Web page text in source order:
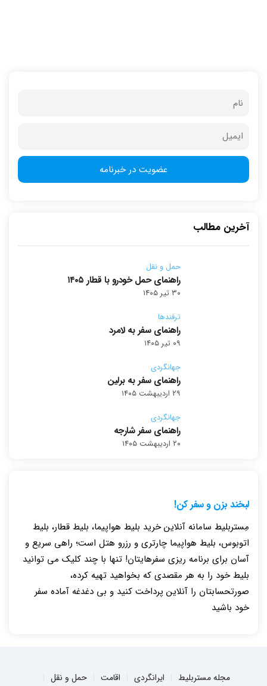
آخرین مطالب
حمل و نقل
راهنمای حمل خودرو با قطار ۱۴۰۵
۳۰ تیر ۱۴۰۵
ترفندها
راهنمای سفر به لامرد
۰۹ تیر ۱۴۰۵
جهانگردی
راهنمای سفر به برلین
۲۹ اردیبهشت ۱۴۰۵
جهانگردی
راهنمای سفر شارجه
۲۰ اردیبهشت ۱۴۰۵
لبخند بزن و سفر کن!
مِستربلیط سامانه آنلاین خرید بلیط هواپیما، بلیط قطار، بلیط
اتوبوس، بلیط هواپیما چارتری و رزرو هتل است؛ راهی سریع و
آسان برای برنامه ریزی سفرهایتان! تنها با چند کلیک می توانید
بلیط خود را به هر مقصدی که بخواهید تهیه کرده،
صورتحسابتان را آنلاین پرداخت کنید و بی دغدغه آماده سفر
خود باشید
مجله مستربلیط ایرانگردی اقامت حمل و نقل